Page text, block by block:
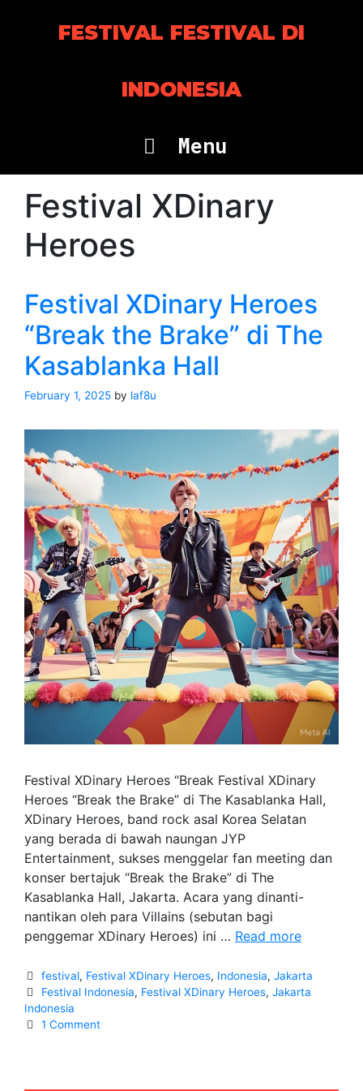
FESTIVAL FESTIVAL DI
INDONESIA
Menu
Festival XDinary
Heroes
Festival XDinary Heroes
“Break the Brake” di The
Kasablanka Hall
February 1, 2025 by laf8u
Festival XDinary Heroes “Break Festival XDinary
Heroes “Break the Brake” di The Kasablanka Hall,
XDinary Heroes, band rock asal Korea Selatan
yang berada di bawah naungan JYP
Entertainment, sukses menggelar fan meeting dan
konser bertajuk “Break the Brake” di The
Kasablanka Hall, Jakarta. Acara yang dinanti-
nantikan oleh para Villains (sebutan bagi
penggemar XDinary Heroes) ini … Read moreFestival
Heroes
“Break
Categories
festival, Festival XDinary Heroes, Indonesia,Jakarta
Tags
Festival Indonesia, Festival XDinary Heroes,Jakarta
Indonesia
1 Comment